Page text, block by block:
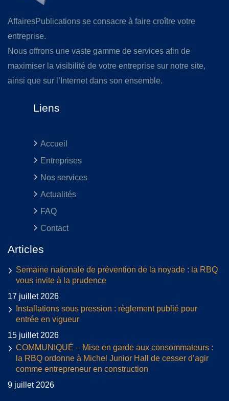
AffairesPublications se consacre à faire croître votre
entreprise.
Nous offrons une vaste gamme de services afin de
maximiser la visibilité de votre entreprise sur notre site,
ainsi que sur l’Internet dans son ensemble.
Liens
Accueil
Entreprises
Nos services
Actualités
FAQ
Contact
Articles
Semaine nationale de prévention de la noyade : la RBQ
vous invite à la prudence
17 juillet 2026
Installations sous pression : règlement publié pour
entrée en vigueur
15 juillet 2026
COMMUNIQUÉ – Mise en garde aux consommateurs :
la RBQ ordonne à Michel Junior Hall de cesser d’agir
comme entrepreneur en construction
9 juillet 2026